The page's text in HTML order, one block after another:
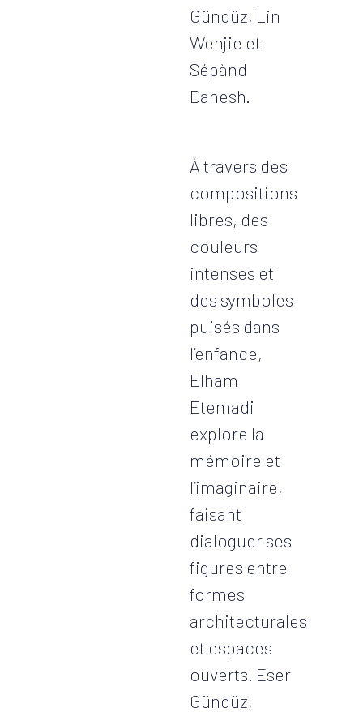
Gündüz, Lin
Wenjie et
Sépànd
Danesh.
À travers des
compositions
libres, des
couleurs
intenses et
des symboles
puisés dans
l’enfance,
Elham
Etemadi
explore la
mémoire et
l’imaginaire,
faisant
dialoguer ses
figures entre
formes
architecturales
et espaces
ouverts. Eser
Gündüz,